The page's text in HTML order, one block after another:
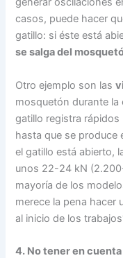
casos, puede hacer
gatillo: si éste está
se salga del
Otro ejemplo son las
mosquetón durante la
gatillo registra
hasta que se produce
el gatillo está abierto,
unos 22-24 kN
mayoría de los
merece la pena
al inicio de los
4. No tener en